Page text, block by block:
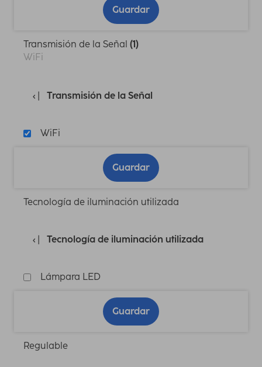
Guardar
Transmisión de la Señal (1)
WiFi
Transmisión de la Señal
WiFi
Guardar
Tecnología de iluminación utilizada
Tecnología de iluminación utilizada
Lámpara LED
Guardar
Regulable